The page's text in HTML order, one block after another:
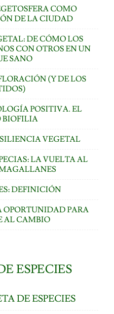
COMO
DE LA CIUDAD
DE CÓMO LOS
CON OTROS EN UN
SANO
(Y DE LOS
POSITIVA. EL
BIOFILIA
VEGETAL
LA VUELTA AL
DEFINICIÓN
OPORTUNIDAD PARA
AL CAMBIO
ESPECIES
DE ESPECIES